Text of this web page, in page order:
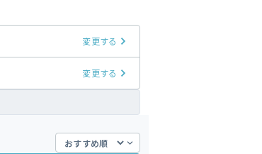
変更する
変更する